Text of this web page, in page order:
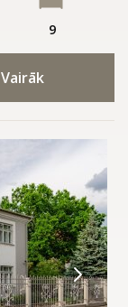
9
Vairāk